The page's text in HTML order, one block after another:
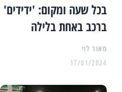
בכל שעה ומקום:
ברכב באחת בלילה
מאור לוי
17/01/2024